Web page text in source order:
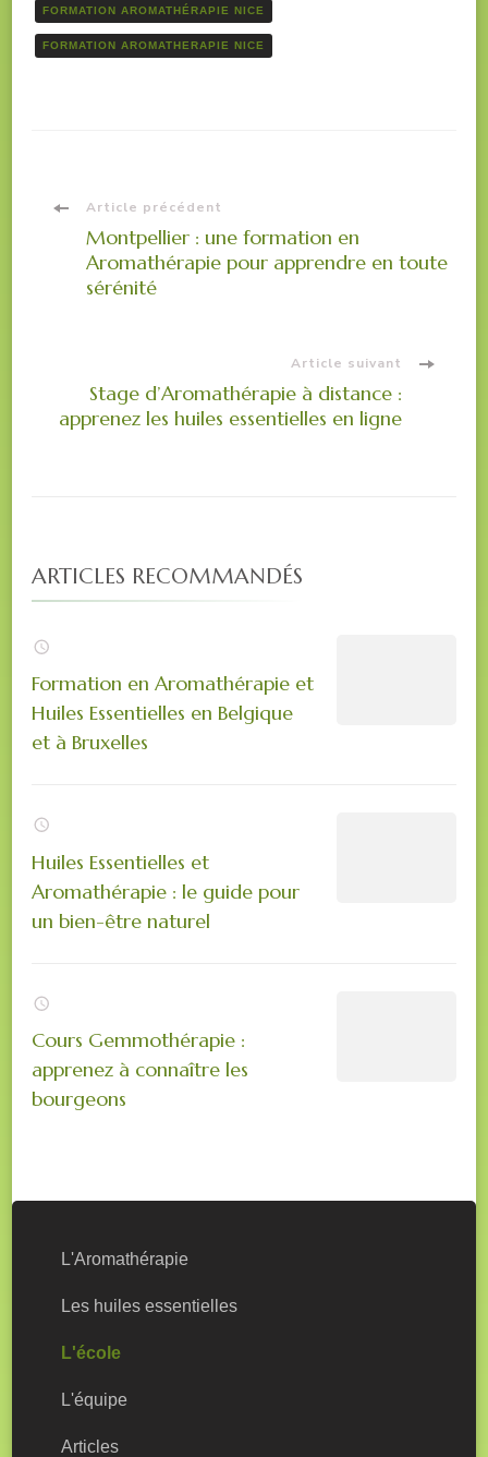
FORMATION AROMATHÉRAPIE NICE
FORMATION AROMATHERAPIE NICE
Navigation
d'article
Article précédent
Montpellier : une formation en
Aromathérapie pour apprendre en toute
sérénité
Article suivant
Stage d’Aromathérapie à distance :
apprenez les huiles essentielles en ligne
ARTICLES RECOMMANDÉS
Formation en Aromathérapie et
Huiles Essentielles en Belgique
et à Bruxelles
Huiles Essentielles et
Aromathérapie : le guide pour
un bien-être naturel
Cours Gemmothérapie :
apprenez à connaître les
bourgeons
L'Aromathérapie
Les huiles essentielles
L'école
L'équipe
Articles